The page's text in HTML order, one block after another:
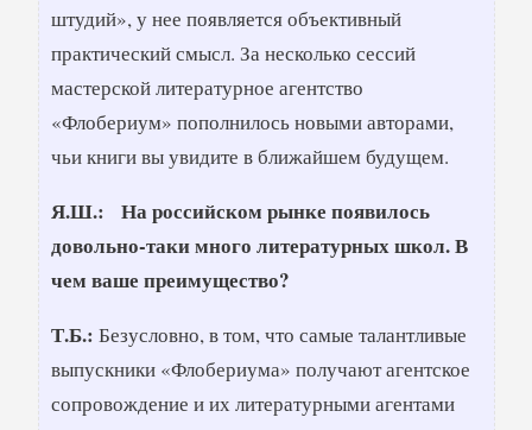
штудий», у нее появляется объективный
практический смысл. За несколько сессий
мастерской литературное агентство
«Флобериум» пополнилось новыми авторами,
чьи книги вы увидите в ближайшем будущем.
Я.Ш.: На российском рынке появилось
довольно-таки много литературных школ. В
чем ваше преимущество?
Т.Б.: Безусловно, в том, что самые талантливые
выпускники «Флобериума» получают агентское
сопровождение и их литературными агентами